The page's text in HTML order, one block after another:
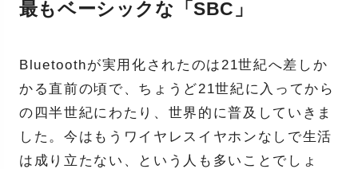
最もベーシックな「SBC」
Bluetoothが実用化されたのは21世紀へ差しか
かる直前の頃で、ちょうど21世紀に入ってから
の四半世紀にわたり、世界的に普及していきま
した。今はもうワイヤレスイヤホンなしで生活
は成り立たない、という人も多いことでしょ